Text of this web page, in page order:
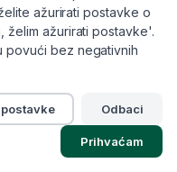
Sadržaj Članka
s pažljivo
koji su
nakon
sunčevog
potporu u
i barijere.
ažurirati postavke o
želim ažurirati postavke'.
povući bez negativnih
Odbaci
Prihvaćam